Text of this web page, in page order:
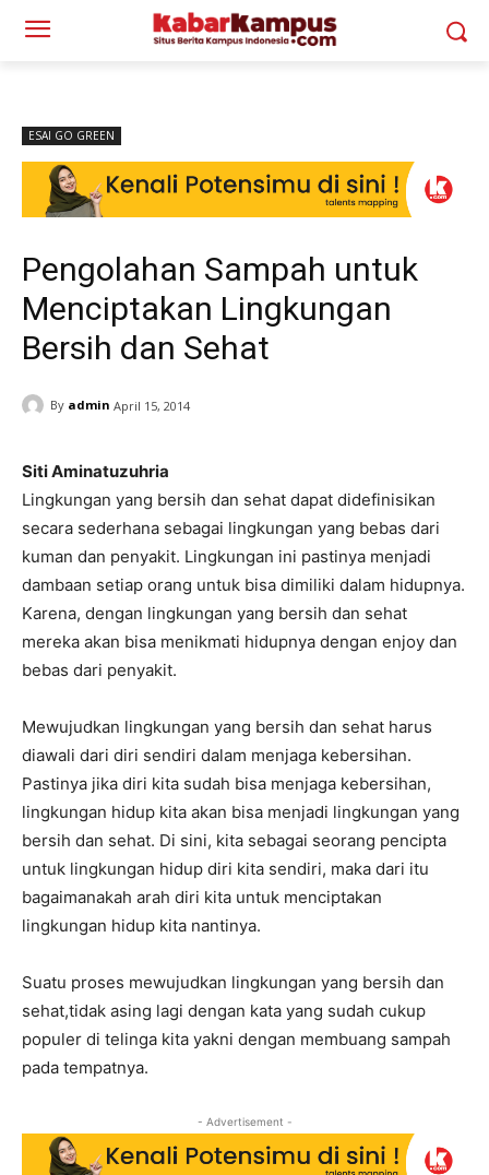
ESAI GO GREEN
Pengolahan Sampah untuk
Menciptakan Lingkungan
Bersih dan Sehat
By admin April 15, 2014
Siti Aminatuzuhria
Lingkungan yang bersih dan sehat dapat didefinisikan
secara sederhana sebagai lingkungan yang bebas dari
kuman dan penyakit. Lingkungan ini pastinya menjadi
dambaan setiap orang untuk bisa dimiliki dalam hidupnya.
Karena, dengan lingkungan yang bersih dan sehat
mereka akan bisa menikmati hidupnya dengan enjoy dan
bebas dari penyakit.
Mewujudkan lingkungan yang bersih dan sehat harus
diawali dari diri sendiri dalam menjaga kebersihan.
Pastinya jika diri kita sudah bisa menjaga kebersihan,
lingkungan hidup kita akan bisa menjadi lingkungan yang
bersih dan sehat. Di sini, kita sebagai seorang pencipta
untuk lingkungan hidup diri kita sendiri, maka dari itu
bagaimanakah arah diri kita untuk menciptakan
lingkungan hidup kita nantinya.
Suatu proses mewujudkan lingkungan yang bersih dan
sehat,tidak asing lagi dengan kata yang sudah cukup
populer di telinga kita yakni dengan membuang sampah
pada tempatnya.
- Advertisement -